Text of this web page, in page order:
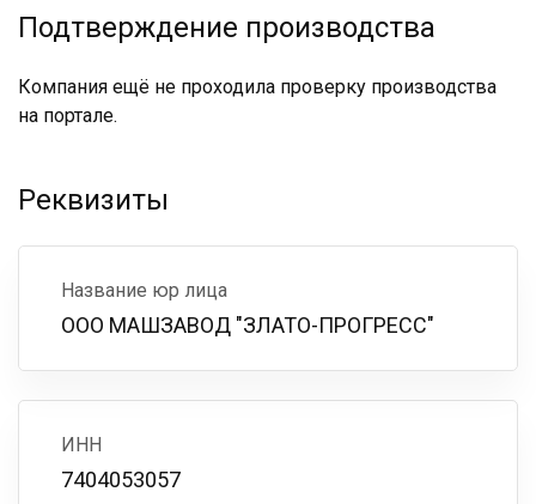
Подтверждение производства
Компания ещё не проходила проверку производства
на портале.
Реквизиты
Название юр лица
ООО МАШЗАВОД "ЗЛАТО-ПРОГРЕСС"
ИНН
7404053057